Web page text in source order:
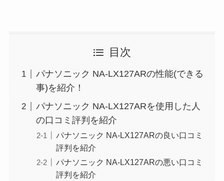
目次
パナソニック NA-LX127ARの性能(できる
事)を紹介！
パナソニック NA-LX127ARを使用した人
の口コミ評判を紹介
パナソニック NA-LX127ARの良い口コミ
評判を紹介
パナソニック NA-LX127ARの悪い口コミ
評判を紹介